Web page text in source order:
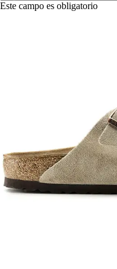
Este campo es obligatorio